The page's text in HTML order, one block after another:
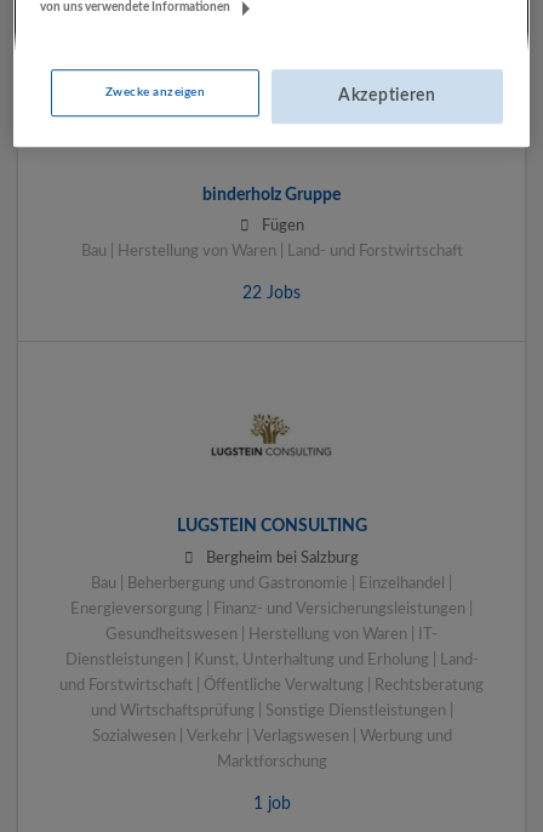
binderholz Gruppe
Fügen
Bau | Herstellung von Waren | Land- und Forstwirtschaft
22 Jobs
LUGSTEIN CONSULTING
Bergheim bei Salzburg
Bau | Beherbergung und Gastronomie | Einzelhandel |
Energieversorgung | Finanz- und Versicherungsleistungen |
Gesundheitswesen | Herstellung von Waren | IT-
Dienstleistungen | Kunst, Unterhaltung und Erholung | Land-
und Forstwirtschaft | Öffentliche Verwaltung | Rechtsberatung
und Wirtschaftsprüfung | Sonstige Dienstleistungen |
Sozialwesen | Verkehr | Verlagswesen | Werbung und
Marktforschung
1 job
von uns verwendete Informationen
Zwecke anzeigen Akzeptieren